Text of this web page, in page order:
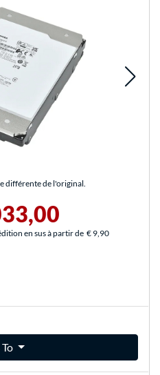
différente de l'original.
en sus à partir de € 9,90